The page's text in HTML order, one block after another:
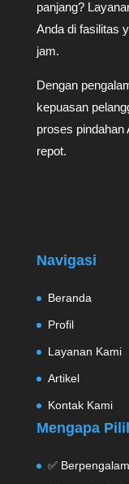
panjang?
Anda di fasilitas
jam.
Dengan
kepuasan
proses pindahan
repot.
Navigasi
Beranda
Profil
Layanan Kami
Artikel
Kontak Kami
Mengapa
✅